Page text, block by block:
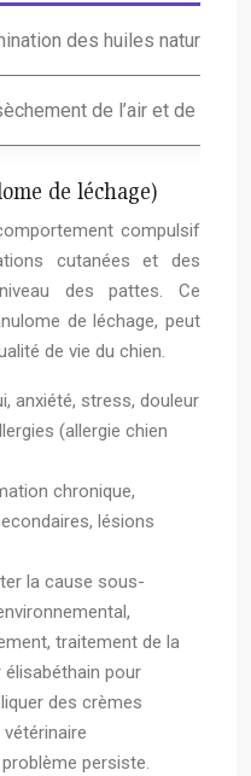
des huiles naturelles
de l’air et de la
de léchage)
compulsif
cutanées et des
des pattes. Ce
de léchage, peut
de vie du chien.
anxiété, stress, douleur
(allergie chien
chronique,
lésions
la cause sous-
traitement de la
pour
des crèmes
persiste.